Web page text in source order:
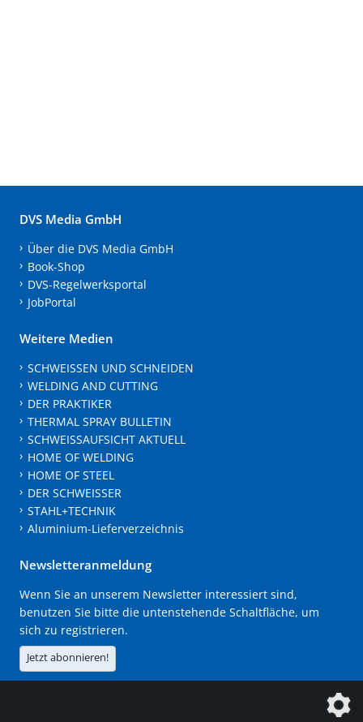
DVS Media GmbH
Über die DVS Media GmbH
Book-Shop
DVS-Regelwerksportal
JobPortal
Weitere Medien
SCHWEISSEN UND SCHNEIDEN
WELDING AND CUTTING
DER PRAKTIKER
THERMAL SPRAY BULLETIN
SCHWEISSAUFSICHT AKTUELL
HOME OF WELDING
HOME OF STEEL
DER SCHWEISSER
STAHL+TECHNIK
Aluminium-Lieferverzeichnis
Newsletteranmeldung
Wenn Sie an unserem Newsletter interessiert sind,
benutzen Sie bitte die untenstehende Schaltfläche, um
sich zu registrieren.
Jetzt abonnieren!